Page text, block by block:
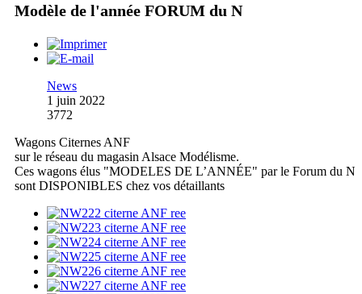
Modèle de l'année FORUM du N
News
1 juin 2022
3772
Wagons Citernes ANF
sur le réseau du magasin Alsace Modélisme.
Ces wagons élus "MODELES DE L’ANNÉE" par le Forum du N
sont DISPONIBLES chez vos détaillants